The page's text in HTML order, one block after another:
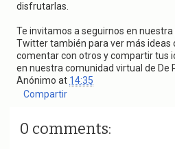
disfrutarlas.
Te invitamos a seguirnos en nuestra
Twitter también para ver más ideas
comentar con otros y compartir tus
en nuestra comunidad virtual de De
Anónimo at 14:35
Compartir
0 comments: